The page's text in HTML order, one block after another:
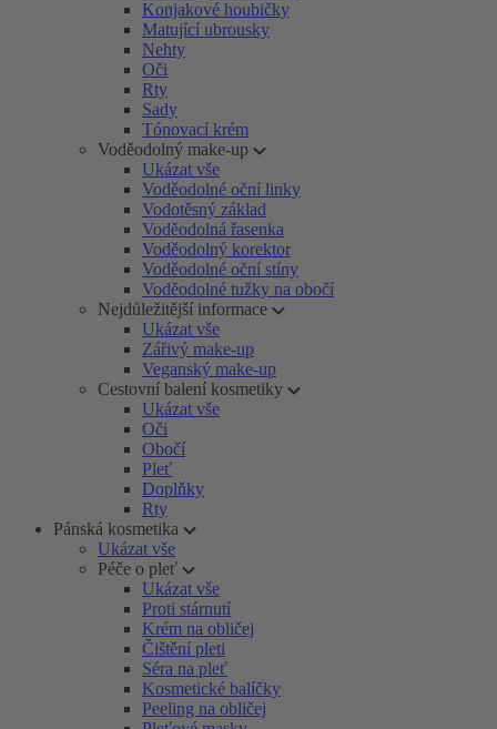
Konjakové houbičky
Matující ubrousky
Nehty
Oči
Rty
Sady
Tónovací krém
Voděodolný make-up
Ukázat vše
Voděodolné oční linky
Vodotěsný základ
Voděodolná řasenka
Voděodolný korektor
Voděodolné oční stíny
Voděodolné tužky na obočí
Nejdůležitější informace
Ukázat vše
Zářivý make-up
Veganský make-up
Cestovní balení kosmetiky
Ukázat vše
Oči
Obočí
Pleť
Doplňky
Rty
Pánská kosmetika
Ukázat vše
Péče o pleť
Ukázat vše
Proti stárnutí
Krém na obličej
Čištění pleti
Séra na pleť
Kosmetické balíčky
Peeling na obličej